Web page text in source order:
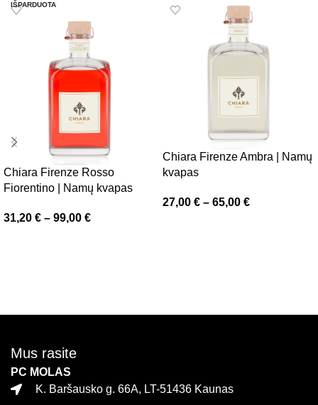
IŠPARDUOTA
Chiara Firenze Rosso
Fiorentino | Namų kvapas
31,20 € – 99,00 €
Chiara Firenze Ambra | Namų
kvapas
27,00 € – 65,00 €
Mus rasite
PC MOLAS
K. Baršausko g. 66A, LT-51436 Kaunas